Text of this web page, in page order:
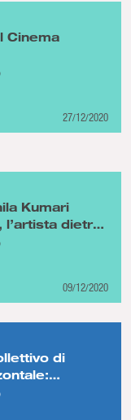
Cinema
27/12/2020
Kumari
l’artista dietro
la Tate
09/12/2020
di
spazio